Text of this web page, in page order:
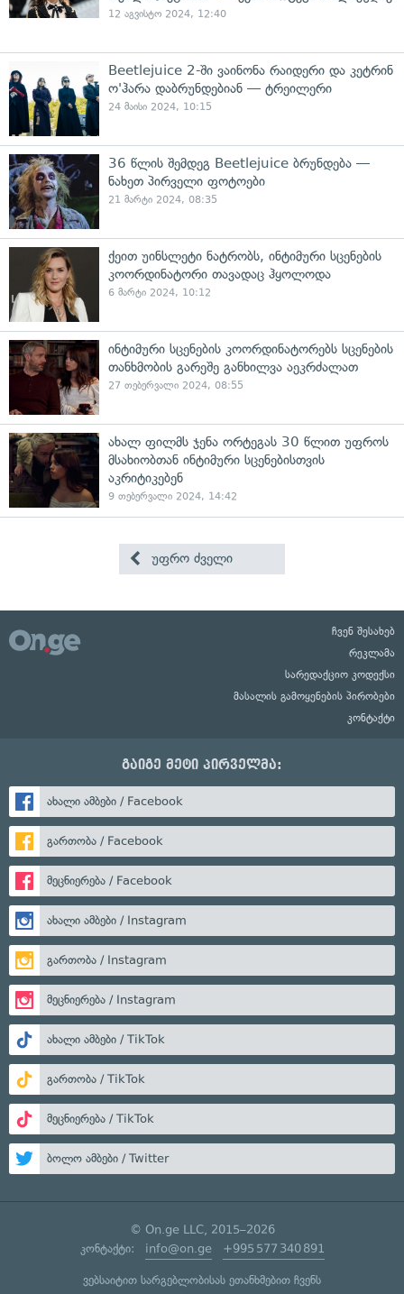
12 აგვისტო 2024, 12:40
Beetlejuice 2-ში ვაინონა რაიდერი და კეტრინ
ო'ჰარა დაბრუნდებიან — ტრეილერი
24 მაისი 2024, 10:15
36 წლის შემდეგ Beetlejuice ბრუნდება —
ნახეთ პირველი ფოტოები
21 მარტი 2024, 08:35
ქეით უინსლეტი ნატრობს, ინტიმური სცენების
კოორდინატორი თავადაც ჰყოლოდა
6 მარტი 2024, 10:12
ინტიმური სცენების კოორდინატორებს სცენების
თანხმობის გარეშე განხილვა აეკრძალათ
27 თებერვალი 2024, 08:55
ახალ ფილმს ჯენა ორტეგას 30 წლით უფროს
მსახიობთან ინტიმური სცენებისთვის
აკრიტიკებენ
9 თებერვალი 2024, 14:42
უფრო ძველი
ჩვენ შესახებ
რეკლამა
სარედაქციო კოდექსი
მასალის გამოყენების პირობები
კონტაქტი
გაიგე მეტი პირველმა:
ახალი ამბები / Facebook
გართობა / Facebook
მეცნიერება / Facebook
ახალი ამბები / Instagram
გართობა / Instagram
მეცნიერება / Instagram
ახალი ამბები / TikTok
გართობა / TikTok
მეცნიერება / TikTok
ბოლო ამბები / Twitter
© On.ge LLC, 2015–2026
კონტაქტი: info@on.ge +995 577 340 891
ვებსაიტით სარგებლობისას ეთანხმებით ჩვენს